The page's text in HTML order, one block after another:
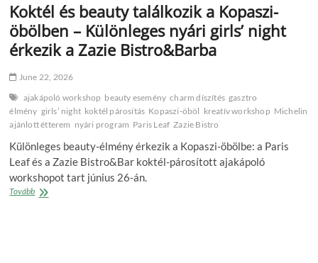
Koktél és beauty találkozik a Kopaszi-
öbölben – Különleges nyári girls’ night
érkezik a Zazie Bistro&Barba
June 22, 2026
ajakápoló workshop beauty esemény charm díszítés gasztro
élmény girls’ night koktél párosítás Kopaszi‑öböl kreatív workshop Michelin
ajánlott étterem nyári program Paris Leaf Zazie Bistro
Különleges beauty‑élmény érkezik a Kopaszi‑öbölbe: a Paris
Leaf és a Zazie Bistro&Bar koktél‑párosított ajakápoló
workshopot tart június 26‑án.
TovábbKoktél